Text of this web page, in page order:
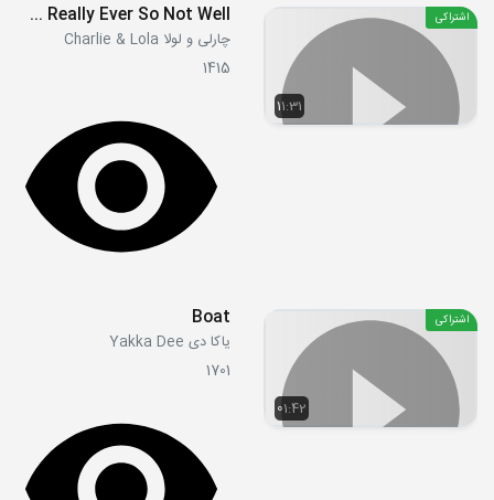
11:31
اشتراکی S01E09 - I'm Really Ever So Not Well
چارلی و لولا Charlie & Lola
1415
01:42
اشتراکی Boat
یاکا دی Yakka Dee
1701